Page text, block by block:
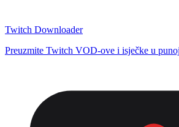
Twitch Downloader
Preuzmite Twitch VOD-ove i isječke u